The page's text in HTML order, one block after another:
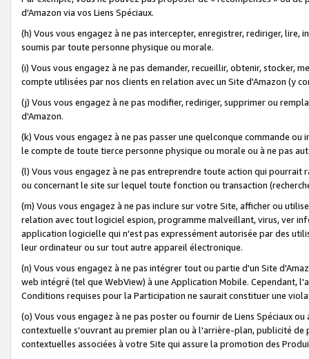
d'Amazon via vos Liens Spéciaux.
(h) Vous vous engagez à ne pas intercepter, enregistrer, rediriger,
soumis par toute personne physique ou morale.
(i) Vous vous engagez à ne pas demander, recueillir, obtenir, stocker,
compte utilisées par nos clients en relation avec un Site d'Amazon (y
(j) Vous vous engagez à ne pas modifier, rediriger, supprimer ou
d'Amazon.
(k) Vous vous engagez à ne pas passer une quelconque commande
le compte de toute tierce personne physique ou morale ou à ne pas
(l) Vous vous engagez à ne pas entreprendre toute action qui
ou concernant le site sur lequel toute fonction ou transaction
(m) Vous vous engagez à ne pas inclure sur votre Site, afficher ou
relation avec tout logiciel espion, programme malveillant, virus, ver
application logicielle qui n'est pas expressément autorisée par des
leur ordinateur ou sur tout autre appareil électronique.
(n) Vous vous engagez à ne pas intégrer tout ou partie d'un Site
web intégré (tel que WebView) à une Application Mobile. Cependant,
Conditions requises pour la Participation ne saurait constituer une
(o) Vous vous engagez à ne pas poster ou fournir de Liens Spéciaux
contextuelle s'ouvrant au premier plan ou à l'arrière-plan, publicité
contextuelles associées à votre Site qui assure la promotion des